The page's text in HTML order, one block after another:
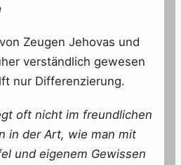
Zeugen Jehovas und
verständlich gewesen
nur Differenzierung.
oft nicht im freundlichen
in der Art, wie man mit
und eigenem Gewissen